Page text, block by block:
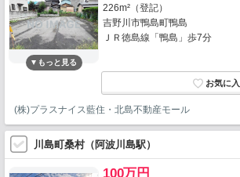
226m²（登記）
吉野川市鴨島町鴨島
ＪＲ徳島線「鴨島」歩7分
(株)プラスナイス藍住・北島不動産モール
川島町桑村（阿波川島駅）
100万円